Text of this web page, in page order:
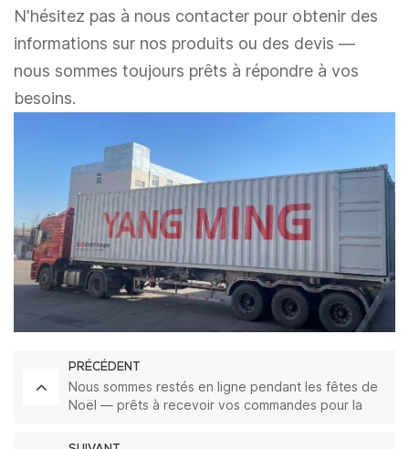
N'hésitez pas à nous contacter pour obtenir des
informations sur nos produits ou des devis —
nous sommes toujours prêts à répondre à vos
besoins.
PRÉCÉDENT
Nous sommes restés en ligne pendant les fêtes de
Noël — prêts à recevoir vos commandes pour la